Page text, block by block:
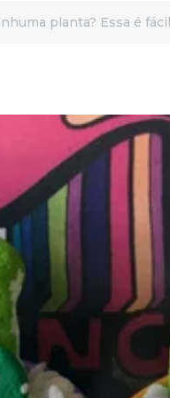
planta? Essa é